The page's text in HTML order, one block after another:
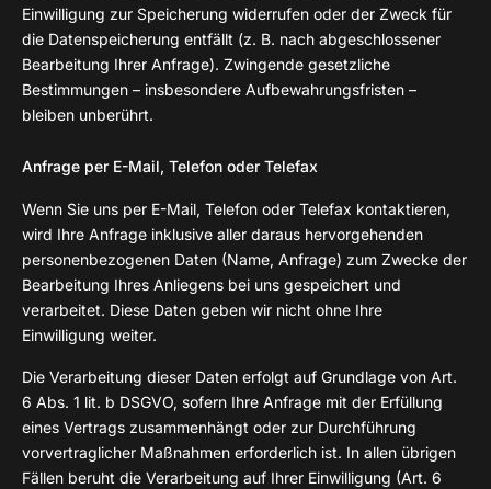
Einwilligung zur Speicherung widerrufen oder der Zweck für
die Datenspeicherung entfällt (z. B. nach abgeschlossener
Bearbeitung Ihrer Anfrage). Zwingende gesetzliche
Bestimmungen – insbesondere Aufbewahrungsfristen –
bleiben unberührt.
Anfrage per E-Mail, Telefon oder Telefax
Wenn Sie uns per E-Mail, Telefon oder Telefax kontaktieren,
wird Ihre Anfrage inklusive aller daraus hervorgehenden
personenbezogenen Daten (Name, Anfrage) zum Zwecke der
Bearbeitung Ihres Anliegens bei uns gespeichert und
verarbeitet. Diese Daten geben wir nicht ohne Ihre
Einwilligung weiter.
Die Verarbeitung dieser Daten erfolgt auf Grundlage von Art.
6 Abs. 1 lit. b DSGVO, sofern Ihre Anfrage mit der Erfüllung
eines Vertrags zusammenhängt oder zur Durchführung
vorvertraglicher Maßnahmen erforderlich ist. In allen übrigen
Fällen beruht die Verarbeitung auf Ihrer Einwilligung (Art. 6